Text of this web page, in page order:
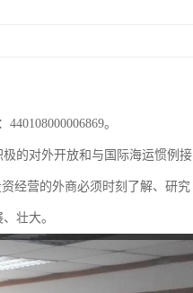
。
的对外开放和与国际海运惯例接
经营的外商必须时刻了解、研究
壮大。